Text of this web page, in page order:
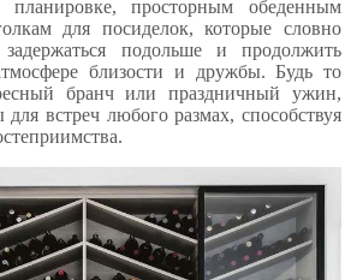
планировке, просторным обеденным
для посиделок, которые словно
подольше и продолжить
близости и дружбы. Будь то
бранч или праздничный ужин,
встреч любого размах, способствуя